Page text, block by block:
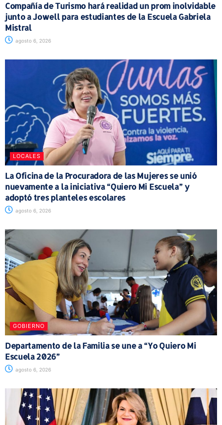
Compañía de Turismo hará realidad un prom inolvidable
junto a Jowell para estudiantes de la Escuela Gabriela
Mistral
agosto 6, 2026
LOCALES
La Oficina de la Procuradora de las Mujeres se unió
nuevamente a la iniciativa “Quiero Mi Escuela” y
adoptó tres planteles escolares
agosto 6, 2026
GOBIERNO
Departamento de la Familia se une a “Yo Quiero Mi
Escuela 2026”
agosto 6, 2026